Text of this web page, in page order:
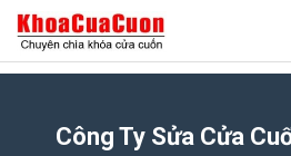
Công Ty Sửa Cửa